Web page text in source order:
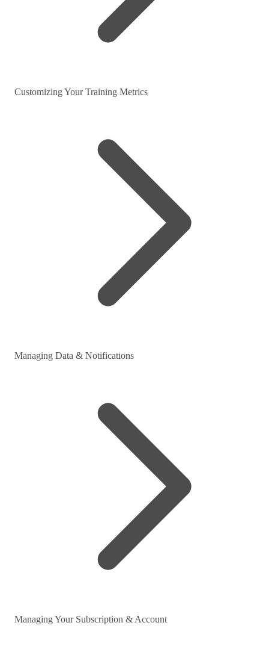
Customizing Your Training Metrics
Managing Data & Notifications
Managing Your Subscription & Account